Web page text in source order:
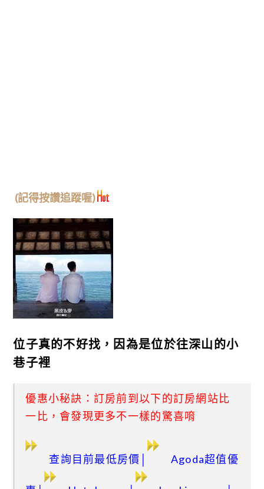
(記得按讚追蹤喔)
位子真的不好找，因為是位於往深山的小
巷子裡
優惠小秘訣：訂房前到以下的訂房網站比
一比，會發現更多不一樣的驚喜唷
查詢目前最低房價 Agoda超值優